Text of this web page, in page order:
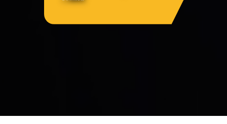
Miss Cameroun
Site officiel du comité d'organisation
Miss Cameroun